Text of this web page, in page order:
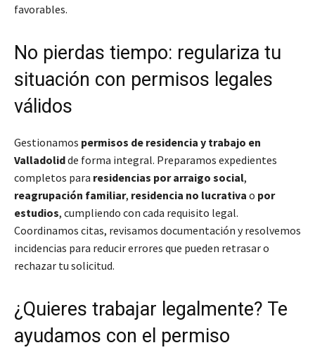
favorables.
No pierdas tiempo: regulariza tu
situación con permisos legales
válidos
Gestionamos permisos de residencia y trabajo en
Valladolidde forma integral. Preparamos expedientes
completos para residencias por arraigo social,
reagrupación familiar, residencia no lucrativa o por
estudios, cumpliendo con cada requisito legal.
Coordinamos citas, revisamos documentación y resolvemos
incidencias para reducir errores que pueden retrasar o
rechazar tu solicitud.
¿Quieres trabajar legalmente? Te
ayudamos con el permiso